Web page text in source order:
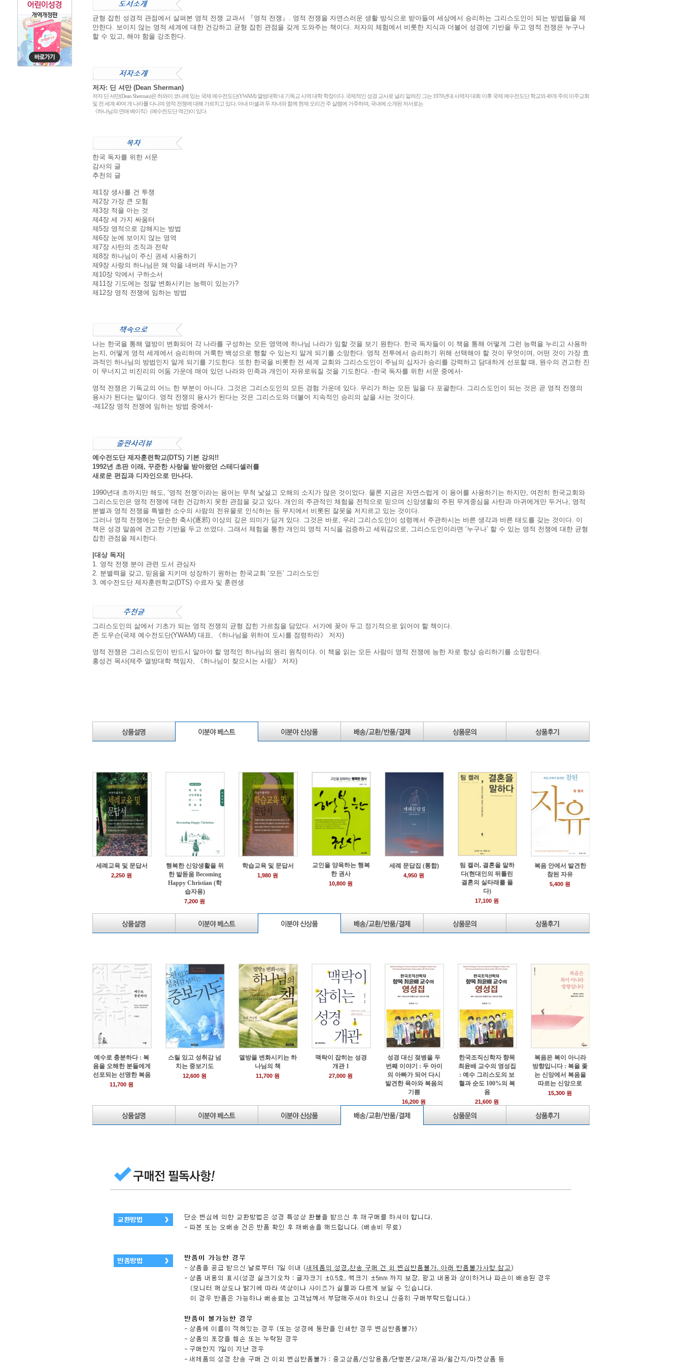
세례교육 및 문답서
2,250 원
행복한 신앙생활을 위
한 발돋움 Becoming
Happy Christian (학
습자용)
7,200 원
학습교육 및 문답서
1,980 원
교인을 양육하는 행복
한 권사
10,800 원
세례 문답집 (통합)
4,950 원
팀 켈러, 결혼을 말하
다(현대인의 뒤틀린
결혼의 실타래를 풀
다)
17,100 원
복음 안에서 발견한
참된 자유
5,400 원
예수로 충분하다 : 복
음을 오해한 분들에게
선포되는 선명한 복음
11,700 원
스릴 있고 성취감 넘
치는 중보기도
12,600 원
열방을 변화시키는 하
나님의 책
11,700 원
맥락이 잡히는 성경
개관 1
27,000 원
성경 대신 젖병을 두
번째 이야기 : 두 아이
의 아빠가 되어 다시
발견한 육아와 복음의
기쁨
16,200 원
한국조직신학자 향목
최윤배 교수의 영성집
: 예수 그리스도의 보
혈과 순도 100%의 복
음
21,600 원
복음은 복이 아니라
방향입니다 : 복을 좇
는 신앙에서 복음을
따르는 신앙으로
15,300 원